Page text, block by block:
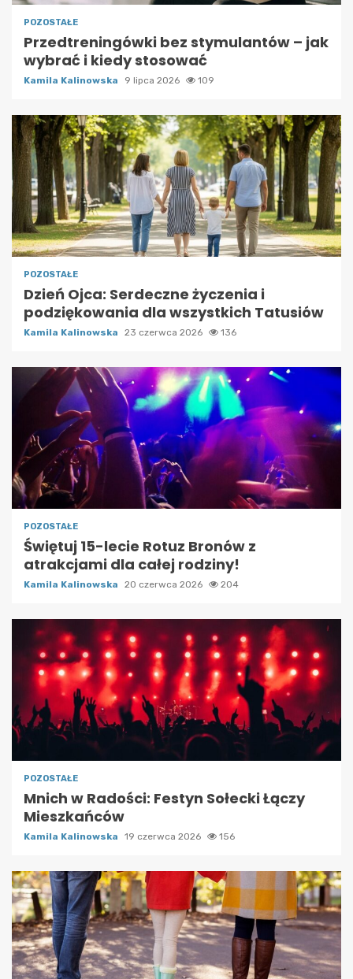
POZOSTAŁE
Przedtreningówki bez stymulantów – jak
wybrać i kiedy stosować
Kamila Kalinowska 9 lipca 2026 109
POZOSTAŁE
Dzień Ojca: Serdeczne życzenia i
podziękowania dla wszystkich Tatusiów
Kamila Kalinowska 23 czerwca 2026 136
POZOSTAŁE
Świętuj 15-lecie Rotuz Bronów z
atrakcjami dla całej rodziny!
Kamila Kalinowska 20 czerwca 2026 204
POZOSTAŁE
Mnich w Radości: Festyn Sołecki Łączy
Mieszkańców
Kamila Kalinowska 19 czerwca 2026 156